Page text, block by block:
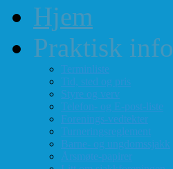
Hjem
Praktisk info
Terminliste
Tid, sted og pris
Styre og verv
Telefon- og E-post-liste
Forenings-vedtekter
Turneringsreglement
Barne- og ungdomssjakk
Årsmøte-papirer